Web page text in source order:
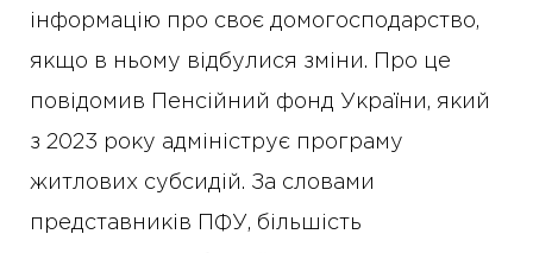
інформацію про своє домогосподарство,
якщо в ньому відбулися зміни. Про це
повідомив Пенсійний фонд України, який
з 2023 року адмініструє програму
житлових субсидій. За словами
представників ПФУ, більшість